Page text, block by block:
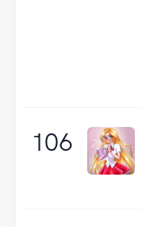
106